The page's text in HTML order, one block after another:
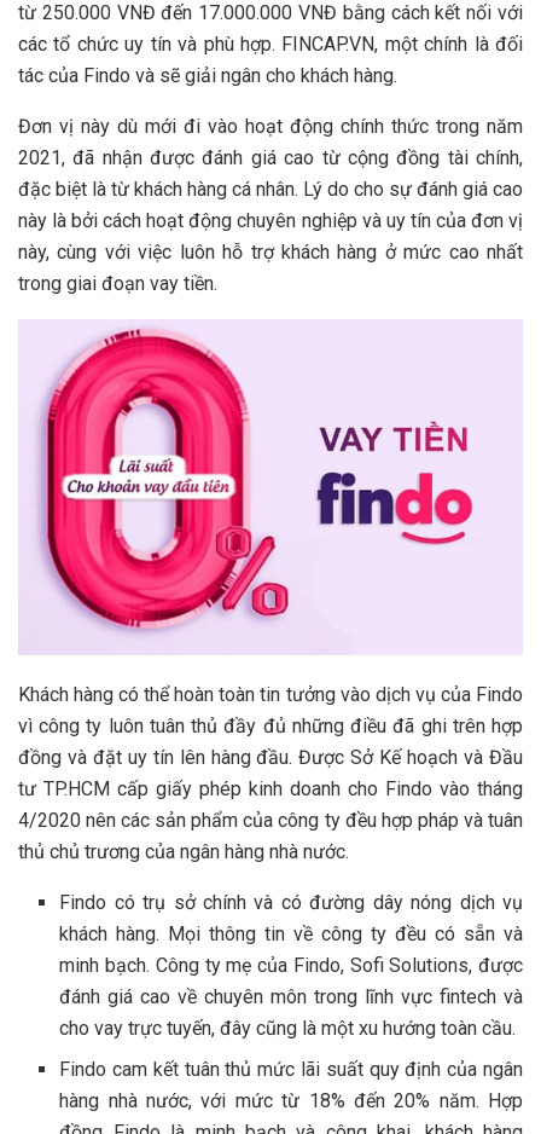
từ 250.000 VNĐ đến 17.000.000 VNĐ bằng cách kết nối với
các tổ chức uy tín và phù hợp. FINCAP.VN, một chính là đối
tác của Findo và sẽ giải ngân cho khách hàng.
Đơn vị này dù mới đi vào hoạt động chính thức trong năm
2021, đã nhận được đánh giá cao từ cộng đồng tài chính,
đặc biệt là từ khách hàng cá nhân. Lý do cho sự đánh giá cao
này là bởi cách hoạt động chuyên nghiệp và uy tín của đơn vị
này, cùng với việc luôn hỗ trợ khách hàng ở mức cao nhất
trong giai đoạn vay tiền.
Khách hàng có thể hoàn toàn tin tưởng vào dịch vụ của Findo
vì công ty luôn tuân thủ đầy đủ những điều đã ghi trên hợp
đồng và đặt uy tín lên hàng đầu. Được Sở Kế hoạch và Đầu
tư TP.HCM cấp giấy phép kinh doanh cho Findo vào tháng
4/2020 nên các sản phẩm của công ty đều hợp pháp và tuân
thủ chủ trương của ngân hàng nhà nước.
Findo có trụ sở chính và có đường dây nóng dịch vụ
khách hàng. Mọi thông tin về công ty đều có sẵn và
minh bạch. Công ty mẹ của Findo, Sofi Solutions, được
đánh giá cao về chuyên môn trong lĩnh vực fintech và
cho vay trực tuyến, đây cũng là một xu hướng toàn cầu.
Findo cam kết tuân thủ mức lãi suất quy định của ngân
hàng nhà nước, với mức từ 18% đến 20% năm. Hợp